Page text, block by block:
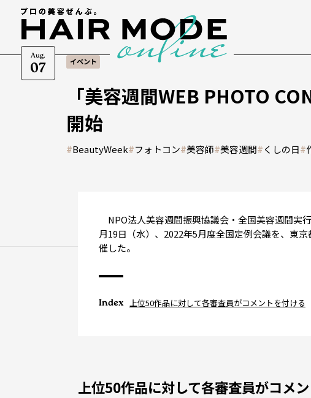
Aug.
07 イベント
「美容週間WEB PHOTO
開始
#BeautyWeek#フォトコン#美容師#美容週間#くしの日#
NPO法人美容週間振興協議会・全国美容週間実
月19日（水）、2022年5月度全国定例会議を、東
催した。
Index 上位50作品に対して各審査員がコメントを付ける
上位50作品に対して各審査員がコメ